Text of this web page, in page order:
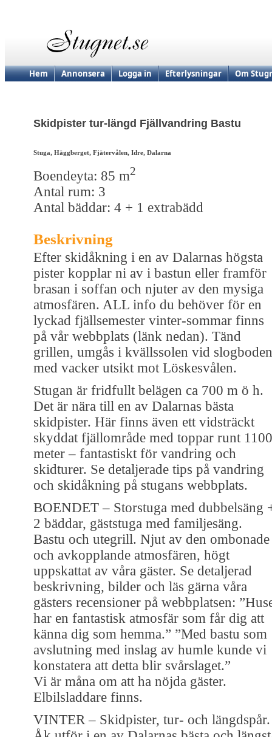
Hem Annonsera Logga in Efterlysningar Om
Skidpister tur-längd Fjällvandring Bastu
Stuga, Häggberget, Fjätervålen, Idre, Dalarna
Boendeyta: 85 m2
Antal rum: 3
Antal bäddar: 4 + 1 extrabädd
Beskrivning
Efter skidåkning i en av Dalarnas högsta
pister kopplar ni av i bastun eller framför
brasan i soffan och njuter av den mysiga
atmosfären. ALL info du behöver för en
lyckad fjällsemester vinter-sommar finns
på vår webbplats (länk nedan). Tänd
grillen, umgås i kvällssolen vid slogboden
med vacker utsikt mot Löskesvålen.
Stugan är fridfullt belägen ca 700 m ö h.
Det är nära till en av Dalarnas bästa
skidpister. Här finns även ett vidsträckt
skyddat fjällområde med toppar runt 1100
meter – fantastiskt för vandring och
skidturer. Se detaljerade tips på vandring
och skidåkning på stugans webbplats.
BOENDET – Storstuga med dubbelsäng
2 bäddar, gäststuga med familjesäng.
Bastu och utegrill. Njut av den ombonade
och avkopplande atmosfären, högt
uppskattat av våra gäster. Se detaljerad
beskrivning, bilder och läs gärna våra
gästers recensioner på webbplatsen:
har en fantastisk atmosfär som får dig att
känna dig som hemma.” ”Med bastu som
avslutning med inslag av humle kunde vi
konstatera att detta blir svårslaget.”
Vi är måna om att ha nöjda gäster.
Elbilsladdare finns.
VINTER – Skidpister, tur- och längdspår.